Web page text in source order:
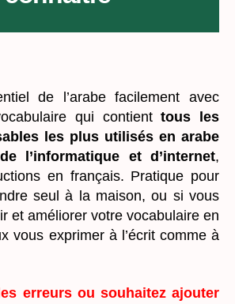
de l’arabe facilement avec
qui contienttous les
les plus utilisés en arabe
l’informatique et d’internet,
en français. Pratique pour
seul à la maison, ou si vous
et améliorer votre vocabulaire en
vous exprimer à l’écrit comme à
erreurs ou souhaitez ajouter